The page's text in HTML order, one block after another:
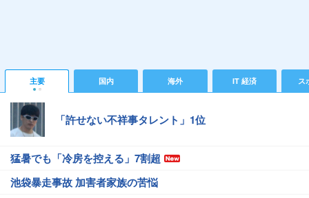
主要 国内 海外 IT 経済 ス
「許せない不祥事タレント」1位
猛暑でも「冷房を控える」7割超
池袋暴走事故 加害者家族の苦悩